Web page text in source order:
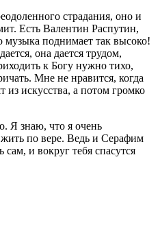
страдания, оно и
Есть Валентин Распутин,
музыка поднимает так высоко!
она дается трудом,
к Богу нужно тихо,
Мне не нравится, когда
из искусства, а потом громко
Я знаю, что я очень
по вере. Ведь и Серафим
и вокруг тебя спасутся